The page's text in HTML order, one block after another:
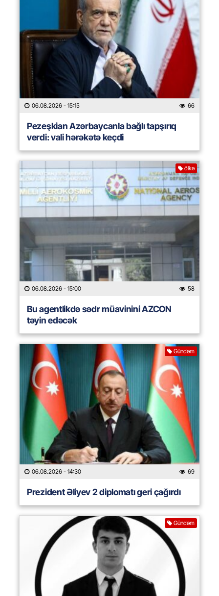
06.08.2026 - 15:15 66
Pezeşkian Azərbaycanla bağlı tapşırıq
verdi: vali hərəkətə keçdi
ölkə
06.08.2026 - 15:00 58
Bu agentlikdə sədr müavinini AZCON
təyin edəcək
Gündəm
06.08.2026 - 14:30 69
Prezident Əliyev 2 diplomatı geri çağırdı
Gündəm